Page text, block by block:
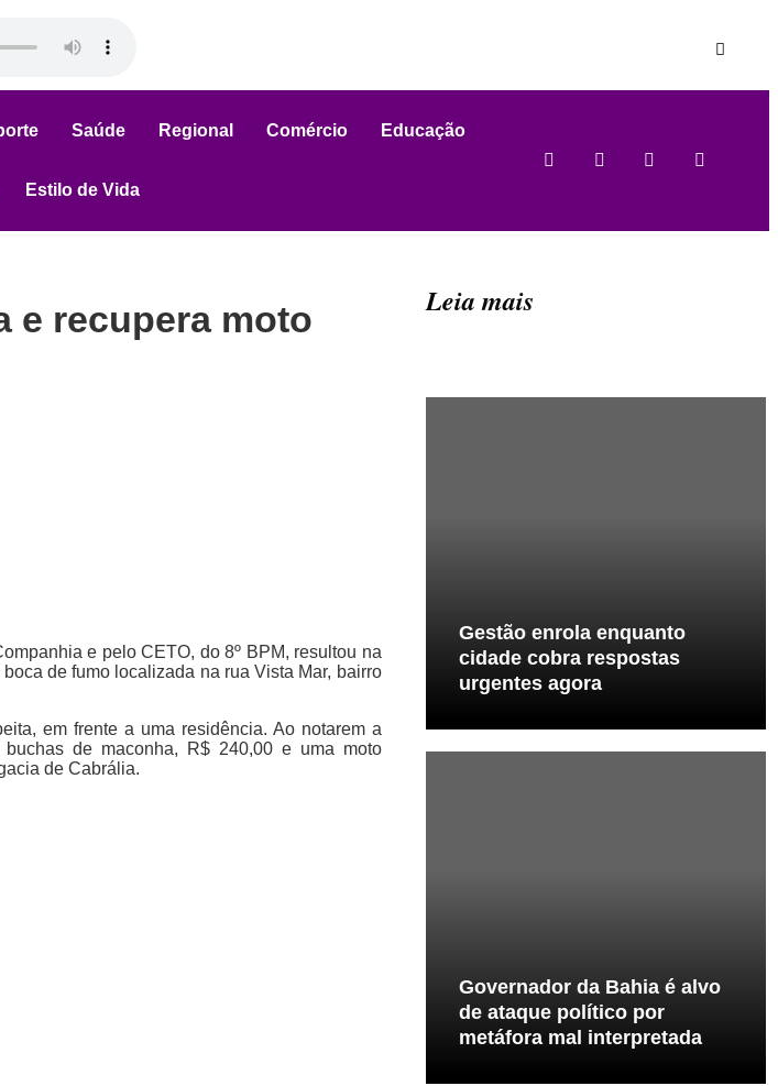
Saúde Regional Comércio Educação
Estilo de Vida
e recupera moto
e pelo CETO, do 8º BPM, resultou na
de fumo localizada na rua Vista Mar, bairro
em frente a uma residência. Ao notarem a
de maconha, R$ 240,00 e uma moto
de Cabrália.
Leia mais
Gestão enrola enquanto
cidade cobra respostas
urgentes agora
Governador da Bahia é alvo
de ataque político por
metáfora mal interpretada